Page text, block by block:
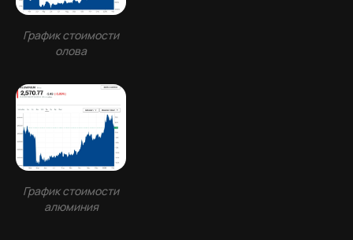
График стоимости
олова
График стоимости
алюминия